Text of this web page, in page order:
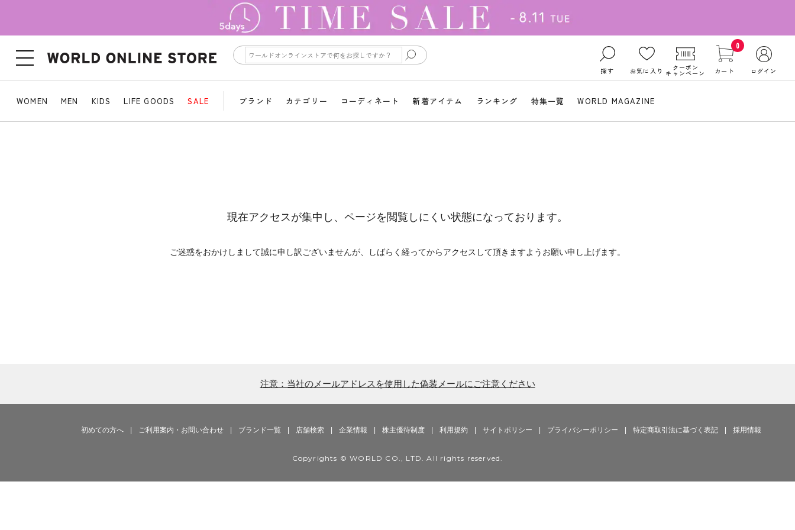
探す お気に入り クーポン
キャンペーン
0
カート ログイン
WOMEN MEN KIDS LIFE GOODS SALE ブランド カテゴリー コーディネート 新着アイテム ランキング 特集一覧 WORLD MAGAZINE
現在アクセスが集中し、ページを閲覧しにくい状態になっております。
ご迷惑をおかけしまして誠に申し訳ございませんが、しばらく経ってからアクセスして頂きますようお願い申し上げます。
注意：当社のメールアドレスを使用した偽装メールにご注意ください
初めての方へ ご利用案内・お問い合わせ ブランド一覧 店舗検索 企業情報 株主優待制度 利用規約 サイトポリシー プライバシーポリシー 特定商取引法に基づく表記 採用情報
Copyrights © WORLD CO., LTD. All rights reserved.